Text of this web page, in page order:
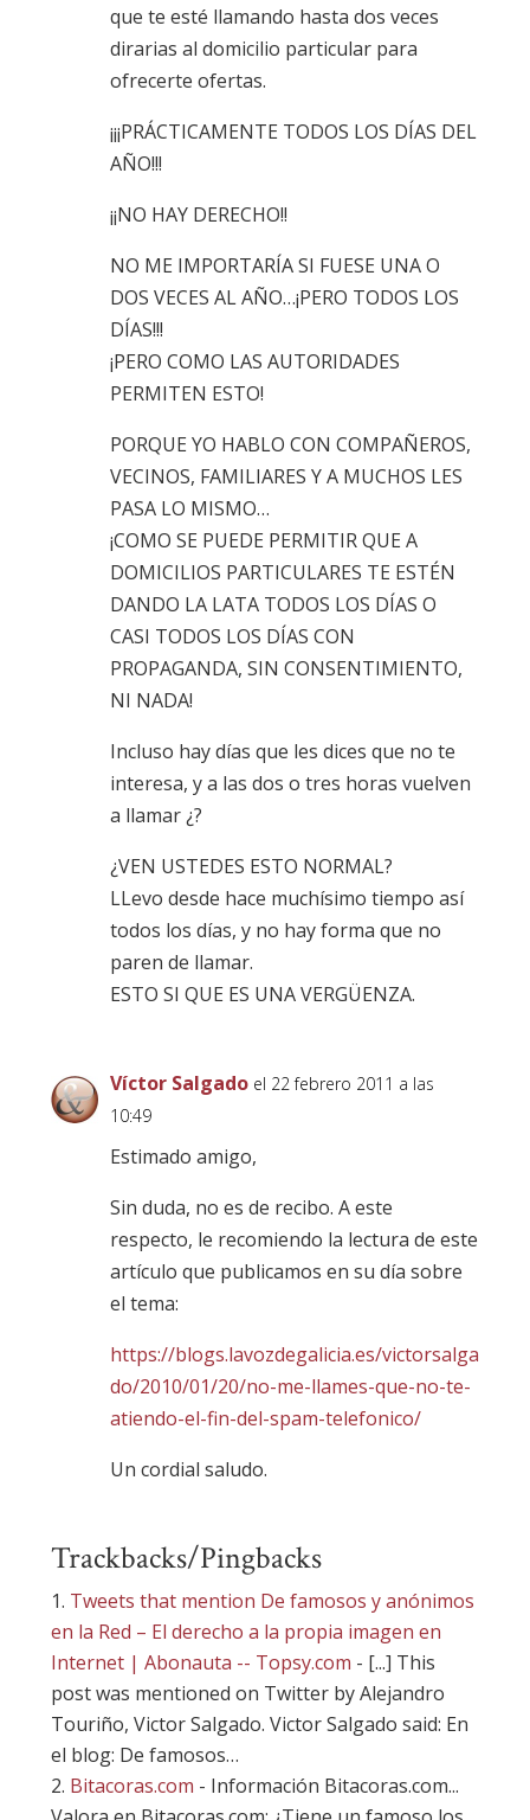
que te esté llamando hasta dos veces
dirarias al domicilio particular para
ofrecerte ofertas.
¡¡¡PRÁCTICAMENTE TODOS LOS DÍAS DEL
AÑO!!!
¡¡NO HAY DERECHO!!
NO ME IMPORTARÍA SI FUESE UNA O
DOS VECES AL AÑO…¡PERO TODOS LOS
DÍAS!!!
¡PERO COMO LAS AUTORIDADES
PERMITEN ESTO!
PORQUE YO HABLO CON COMPAÑEROS,
VECINOS, FAMILIARES Y A MUCHOS LES
PASA LO MISMO…
¡COMO SE PUEDE PERMITIR QUE A
DOMICILIOS PARTICULARES TE ESTÉN
DANDO LA LATA TODOS LOS DÍAS O
CASI TODOS LOS DÍAS CON
PROPAGANDA, SIN CONSENTIMIENTO,
NI NADA!
Incluso hay días que les dices que no te
interesa, y a las dos o tres horas vuelven
a llamar ¿?
¿VEN USTEDES ESTO NORMAL?
LLevo desde hace muchísimo tiempo así
todos los días, y no hay forma que no
paren de llamar.
ESTO SI QUE ES UNA VERGÜENZA.
Víctor Salgado el 22 febrero 2011 a las
10:49
Estimado amigo,
Sin duda, no es de recibo. A este
respecto, le recomiendo la lectura de este
artículo que publicamos en su día sobre
el tema:
https://blogs.lavozdegalicia.es/victorsalga
do/2010/01/20/no-me-llames-que-no-te-
atiendo-el-fin-del-spam-telefonico/
Un cordial saludo.
Trackbacks/Pingbacks
Tweets that mention De famosos y anónimos
en la Red – El derecho a la propia imagen en
Internet | Abonauta -- Topsy.com - [...] This
post was mentioned on Twitter by Alejandro
Touriño, Victor Salgado. Victor Salgado said: En
el blog: De famosos…
Bitacoras.com - Información Bitacoras.com...